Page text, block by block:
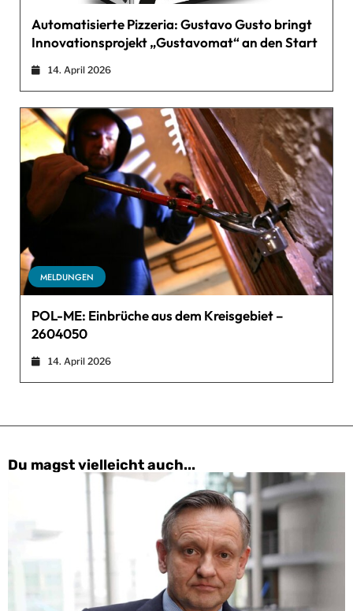
Automatisierte Pizzeria: Gustavo Gusto bringt
Innovationsprojekt „Gustavomat“ an den Start
14. April 2026
MELDUNGEN
POL-ME: Einbrüche aus dem Kreisgebiet –
2604050
14. April 2026
Du magst vielleicht auch...